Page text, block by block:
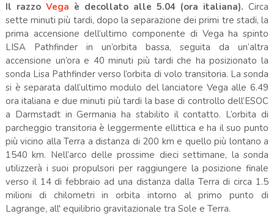
Il razzo Vega è decollato alle 5.04 (ora italiana).Circa
sette minuti più tardi, dopo la separazione dei primi tre stadi, la
prima accensione dell’ultimo componente di Vega ha spinto
LISA Pathfinder in un’orbita bassa, seguita da un’altra
accensione un’ora e 40 minuti più tardi che ha posizionato la
sonda Lisa Pathfinder verso l’orbita di volo transitoria. La sonda
si è separata dall’ultimo modulo del lanciatore Vega alle 6.49
ora italiana e due minuti più tardi la base di controllo dell’ESOC
a Darmstadt in Germania ha stabilito il contatto. L’orbita di
parcheggio transitoria è leggermente ellittica e ha il suo punto
più vicino alla Terra a distanza di 200 km e quello più lontano a
1540 km. Nell’arco delle prossime dieci settimane, la sonda
utilizzerà i suoi propulsori per raggiungere la posizione finale
verso il 14 di febbraio ad una distanza dalla Terra di circa 1.5
milioni di chilometri in orbita intorno al primo punto di
Lagrange, all' equilibrio gravitazionale tra Sole e Terra.